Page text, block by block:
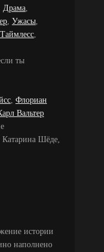
Драма
Ужасы
ты
Флориан
Вальтер
Шёде,
истории
наполнено